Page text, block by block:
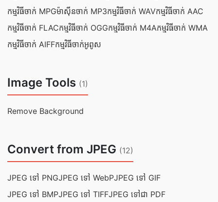
កម្មវិធីចាក់ MPGម៉ាស៊ីនចាក់ MP3កម្មវិធីចាក់ WAVកម្មវិធីចាក់ AAC
កម្មវិធីចាក់ FLACកម្មវិធីចាក់ OGGកម្មវិធីចាក់ M4Aកម្មវិធីចាក់ WMA
កម្មវិធីចាក់ AIFFកម្មវិធីចាក់អូពូស
Image Tools (1)
Remove Background
Convert from JPEG (12)
JPEG ទៅ PNGJPEG ទៅ WebPJPEG ទៅ GIF
JPEG ទៅ BMPJPEG ទៅ TIFFJPEG ទៅជា PDF